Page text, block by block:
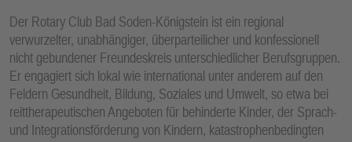
Der Rotary Club Bad Soden-Königstein ist ein regional
verwurzelter, unabhängiger, überparteilicher und konfessionell
nicht gebundener Freundeskreis unterschiedlicher Berufsgruppen.
Er engagiert sich lokal wie international unter anderem auf den
Feldern Gesundheit, Bildung, Soziales und Umwelt, so etwa bei
reittherapeutischen Angeboten für behinderte Kinder, der Sprach-
und Integrationsförderung von Kindern, katastrophenbedingten